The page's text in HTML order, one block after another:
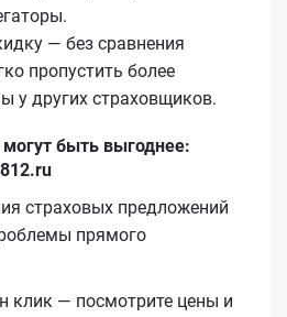
— без сравнения
пропустить более
у других страховщиков.
быть выгоднее:
страховых предложений
прямого
клик — посмотрите цены и